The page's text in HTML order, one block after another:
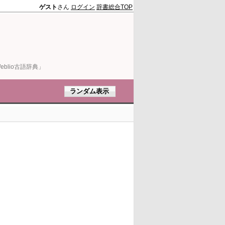
古語辞典」
ゲスト さん ログイン 辞書総合TOP